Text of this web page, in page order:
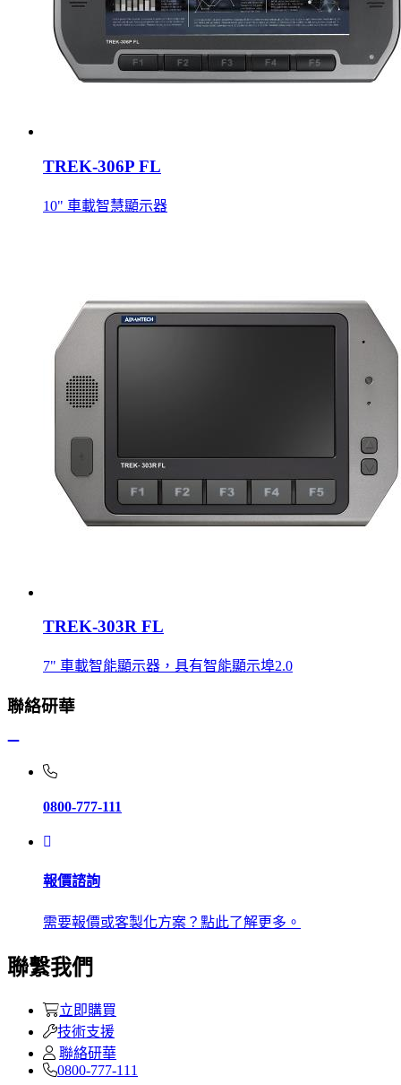
TREK-306P FL
10" 車載智慧顯示器
TREK-303R FL
7" 車載智能顯示器，具有智能顯示埠2.0
聯絡研華
0800-777-111
報價諮詢
需要報價或客製化方案？點此了解更多。
聯繫我們
立即購買
技術支援
聯絡研華
0800-777-111